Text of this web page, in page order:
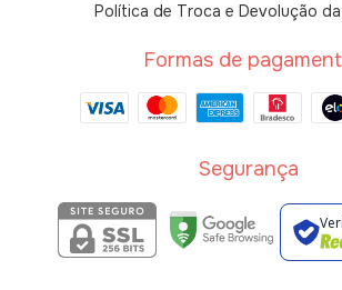
Política de Troca e Devolução
Formas de
Segurança